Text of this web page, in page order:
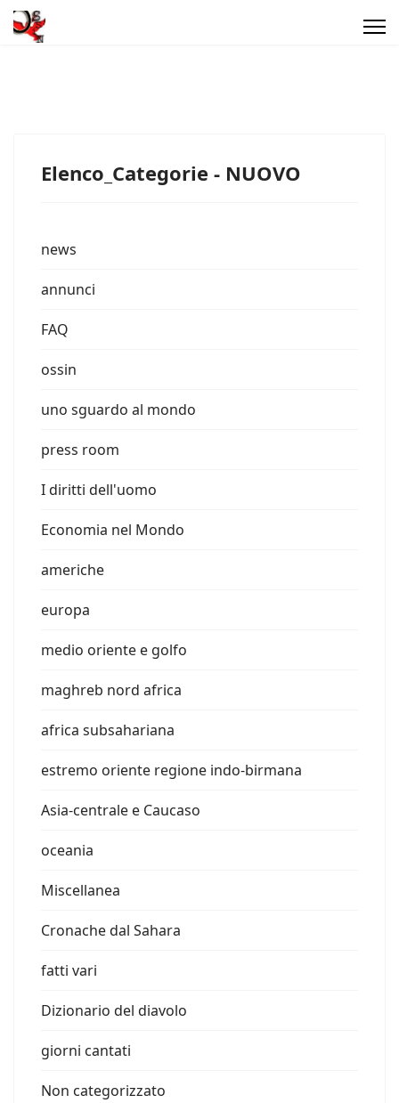
Elenco_Categorie - NUOVO
news
annunci
FAQ
ossin
uno sguardo al mondo
press room
I diritti dell'uomo
Economia nel Mondo
americhe
europa
medio oriente e golfo
maghreb nord africa
africa subsahariana
estremo oriente regione indo-birmana
Asia-centrale e Caucaso
oceania
Miscellanea
Cronache dal Sahara
fatti vari
Dizionario del diavolo
giorni cantati
Non categorizzato